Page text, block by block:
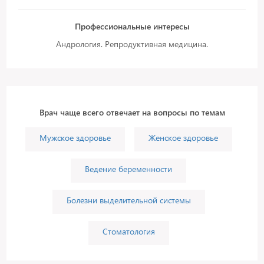
Профессиональные интересы
Андрология. Репродуктивная медицина.
Врач чаще всего отвечает на вопросы по темам
Мужское здоровье Женское здоровье
Ведение беременности
Болезни выделительной системы
Стоматология